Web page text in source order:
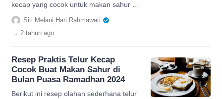
kecap yang cocok untuk makan sahur di
Bulan Ramadhan 2024, Berikut ini
informasinya.
Siti Melani Hari Rahmawati
. 2 tahun ago
Resep Praktis Telur Kecap
Cocok Buat Makan Sahur di
Bulan Puasa Ramadhan 2024
Berikut ini resep olahan sederhana telur